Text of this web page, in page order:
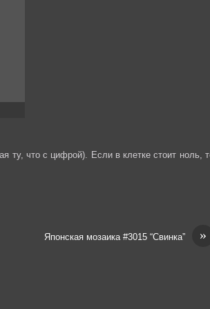
ту, что с цифрой). Если в клетке стоит ноль,
»
Японская мозаика #3015 “Свинка”